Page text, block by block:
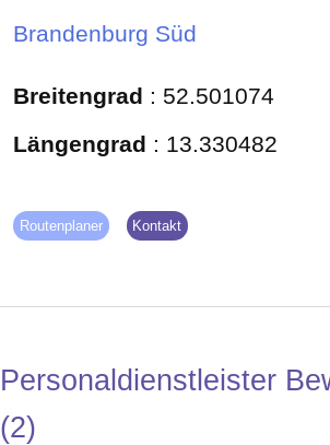
Brandenburg Süd
Breitengrad : 52.501074
Längengrad : 13.330482
Routenplaner Kontakt
Personaldienstleister
2